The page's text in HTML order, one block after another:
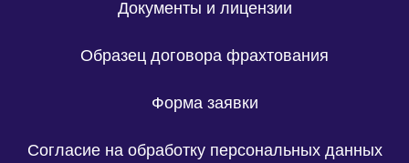
Документы и лицензии
Образец договора фрахтования
Форма заявки
Согласие на обработку персональных данных